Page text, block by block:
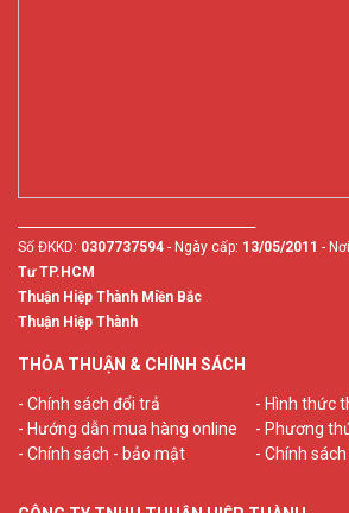
Số ĐKKD: 0307737594 - Ngày cấp: 13/05/2011 -
Tư TP.HCM
Thuận Hiệp Thành Miền Bắc
Thuận Hiệp Thành
THỎA THUẬN & CHÍNH SÁCH
- Chính sách đổi trả
- Hình thức
- Hướng dẫn mua hàng online
- Phương
- Chính sách - bảo mật
- Chính